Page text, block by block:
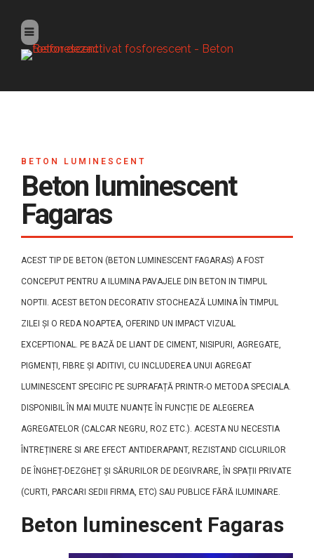
BETON LUMINESCENT
Beton luminescent
Fagaras
ACEST TIP DE BETON (BETON LUMINESCENT FAGARAS) A FOST
CONCEPUT PENTRU A ILUMINA PAVAJELE DIN BETON IN TIMPUL
NOPTII. ACEST BETON DECORATIV STOCHEAZĂ LUMINA ÎN TIMPUL
ZILEI ȘI O REDA NOAPTEA, OFERIND UN IMPACT VIZUAL
EXCEPTIONAL. PE BAZĂ DE LIANT DE CIMENT, NISIPURI, AGREGATE,
PIGMENȚI, FIBRE ȘI ADITIVI, CU INCLUDEREA UNUI AGREGAT
LUMINESCENT SPECIFIC PE SUPRAFAȚĂ PRINTR-O METODA SPECIALA.
DISPONIBIL ÎN MAI MULTE NUANȚE ÎN FUNCȚIE DE ALEGEREA
AGREGATELOR (CALCAR NEGRU, ROZ ETC.). ACESTA NU NECESTIA
ÎNTREȚINERE SI ARE EFECT ANTIDERAPANT, REZISTAND CICLURILOR
DE ÎNGHEȚ-DEZGHEȚ ȘI SĂRURILOR DE DEGIVRARE, ÎN SPAȚII PRIVATE
(CURTI, PARCARI SEDII FIRMA, ETC) SAU PUBLICE FĂRĂ ILUMINARE.
Beton luminescent Fagaras